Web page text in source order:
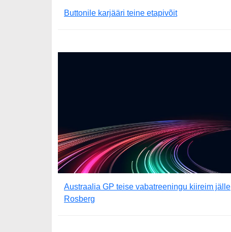
Buttonile karjääri teine etapivõit
Austraalia GP teise vabatreeningu kiireim jälle
Rosberg